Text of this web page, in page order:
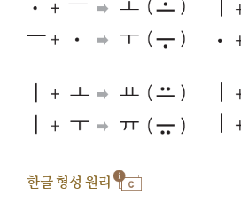
한글 형성 원리